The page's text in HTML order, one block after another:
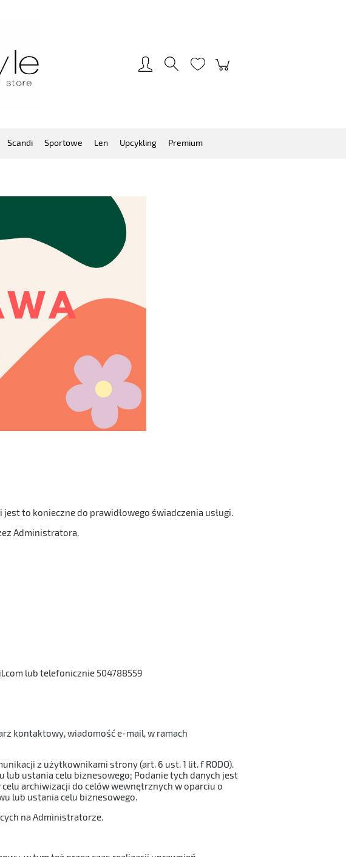
Scandi Sportowe Len Upcykling Premium
to konieczne do prawidłowego świadczenia usługi.
Administratora.
lub telefonicznie 504788559
kontaktowy, wiadomość e-mail, w ramach
z użytkownikami strony (art. 6 ust. 1 lit. f RODO).
lub ustania celu biznesowego; Podanie tych danych jest
archiwizacji do celów wewnętrznych w oparciu o
lub ustania celu biznesowego.
na Administratorze.